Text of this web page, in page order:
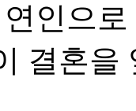
인으
결혼을